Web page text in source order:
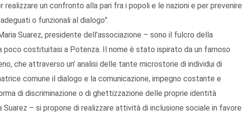
realizzare un confronto alla pari fra i popoli e le nazioni e per prevenire
o funzionali al dialogo”.
Suarez, presidente dell’associazione – sono il fulcro della
poco costituitasi a Potenza. Il nome è stato ispirato da un famoso
che attraverso un’ analisi delle tante microstorie di individui di
comune il dialogo e la comunicazione, impegno costante e
di discriminazione o di ghettizzazione delle proprie identità
Suarez – si propone di realizzare attività di inclusione sociale in favore